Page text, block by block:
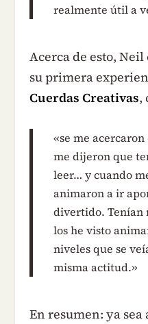
realmente útil a
Acerca de esto,
su primera
Cuerdas Creativas,
«se me
me dijeron que
leer… y cuando
animaron a ir
divertido. Tenían
los he visto
niveles que se
misma actitud.»
En resumen: ya